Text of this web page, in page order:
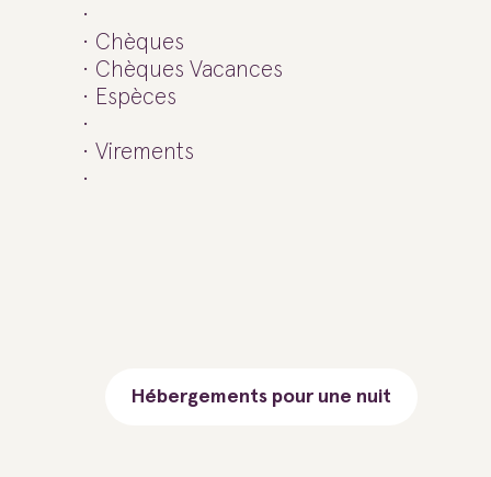
Chèques
Chèques Vacances
Espèces
Virements
Hébergements pour une nuit